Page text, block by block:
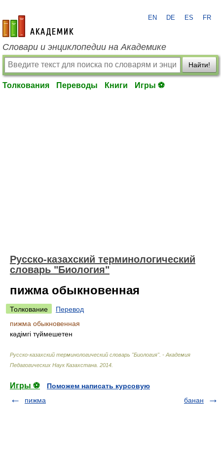
academic.ru
EN DE ES FR
Словари и энциклопедии на Академике
Найти!
Толкования Переводы Книги Игры ⚽
Русско-казахский терминологический
словарь "Биология"
пижма обыкновенная
Толкование
Перевод
пижма обыкновенная
кәдімгі түймешетен
Русско-казахский терминологический словарь "Биология". - Академия
Педагогических Наук Казахстана 2014
Игры ⚽
Поможем написать курсовую
пижма
банан